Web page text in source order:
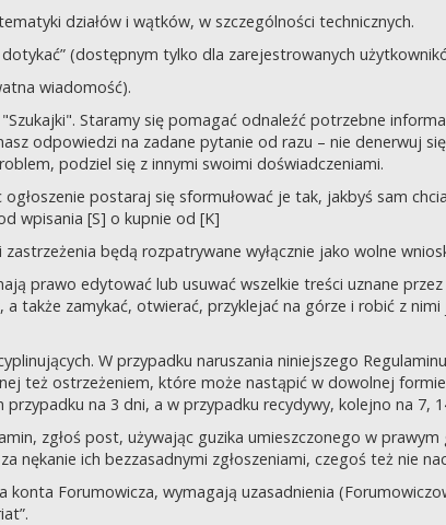
działów i wątków, w szczególności technicznych.
(dostępnym tylko dla zarejestrowanych
wiadomość).
Staramy się pomagać odnaleźć potrzebne
odpowiedzi na zadane pytanie od razu – nie denerwuj
podziel się z innymi swoimi doświadczeniami.
postaraj się sformułować je tak, jakbyś sam
wpisania [S] o kupnie od [K]
będą rozpatrywane wyłącznie jako wolne
prawo edytować lub usuwać wszelkie treści uznane przez
także zamykać, otwierać, przyklejać na górze i robić z
W przypadku naruszania niniejszego
też ostrzeżeniem, które może nastąpić w dowolnej
na 3 dni, a w przypadku recydywy, kolejno na 7,
zgłoś post, używając guzika umieszczonego w
ich bezzasadnymi zgłoszeniami, czegoś też nie
Forumowicza, wymagają uzasadnienia